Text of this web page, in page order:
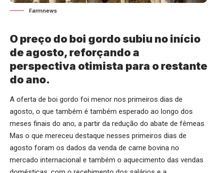
Farmnews
O preço do boi gordo subiu no início
de agosto, reforçando a
perspectiva otimista para o restante
do ano.
A oferta de boi gordo foi menor nos primeiros dias de
agosto, o que também é também esperado ao longo dos
meses finais do ano, a partir da redução do abate de fêmeas.
Mas o que mereceu destaque nesses primeiros dias de
agosto foram os dados da venda de carne bovina no
mercado internacional e também o aquecimento das vendas